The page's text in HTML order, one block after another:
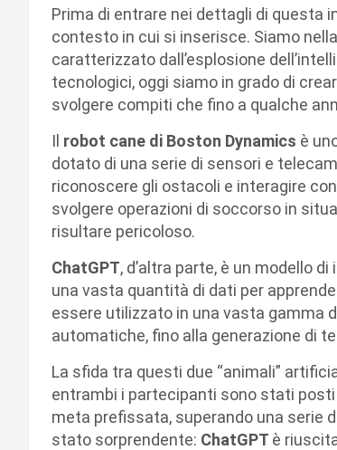
Prima di entrare nei dettagli di questa
contesto in cui si inserisce. Siamo
caratterizzato dall’esplosione
tecnologici, oggi siamo in grado di
svolgere compiti che fino a qualche
Il robot cane di Boston Dynamics è
dotato di una serie di sensori e
riconoscere gli ostacoli e interagire
svolgere operazioni di soccorso in
risultare pericoloso.
ChatGPT, d’altra parte, è un modello
una vasta quantità di dati per
essere utilizzato in una vasta gamma
automatiche, fino alla generazione di
La sfida tra questi due “animali”
entrambi i partecipanti sono stati
meta prefissata, superando una serie
stato sorprendente: ChatGPT è